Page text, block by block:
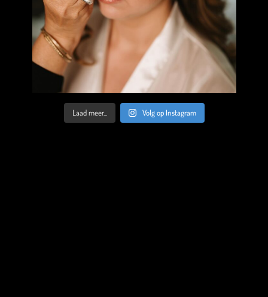
Laad meer... Volg op Instagram